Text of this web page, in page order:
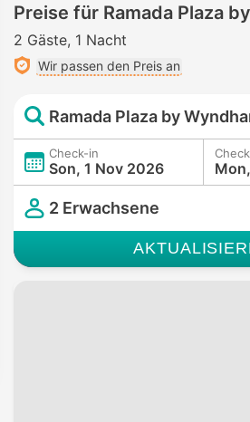
Preise für Ramada Plaza
2 Gäste 1 Nacht
Wir passen den Preis an
Ramada Plaza by
Check-in
Son, 1 Nov 2026
2 Erwachsene